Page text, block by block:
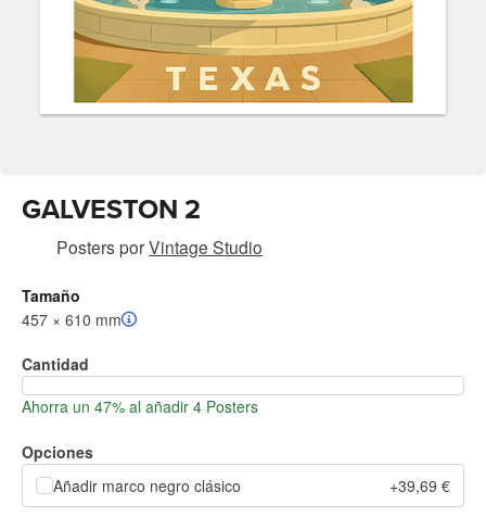
GALVESTON 2
PostersporVintage Studio
Tamaño
457 × 610 mm
Cantidad
Ahorra un 47% al añadir 4 Posters
Opciones
Añadir marco negro clásico
+39,69 €